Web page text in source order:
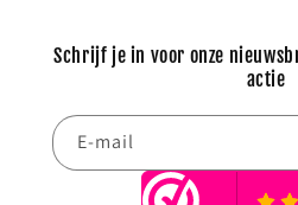
Schrijf je in voor onze
actie
E‑mail